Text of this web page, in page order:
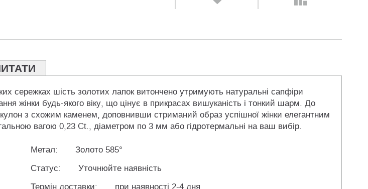
сережках шість золотих лапок витончено утримують натуральні сапфіри
жінки будь-якого віку, що цінує в прикрасах вишуканість і тонкий шарм. До
з схожим каменем, доповнивши стриманий образ успішної жінки елегантним
вагою 0,23 Ct., діаметром по 3 мм або гідротермальні на ваш вибір.
Метал:
Золото 585°
Статус:
Уточнюйте наявність
Термін доставки: при наявності 2-4 дня